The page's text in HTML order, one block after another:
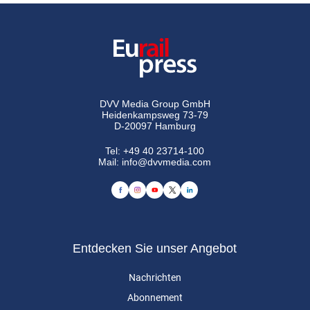
DVV Media Group GmbH
Heidenkampsweg 73-79
D-20097 Hamburg
Tel:+49 40 23714-100
Mail: info@dvvmedia.com
Entdecken Sie unser Angebot
Nachrichten
Abonnement